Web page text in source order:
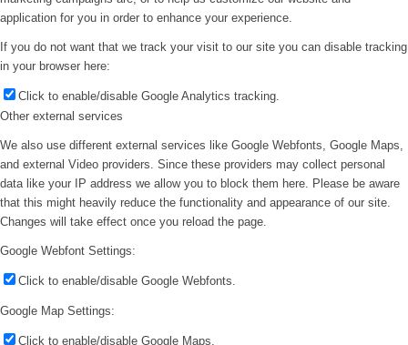
application for you in order to enhance your experience.
If you do not want that we track your visit to our site you can disable tracking
in your browser here:
Click to enable/disable Google Analytics tracking.
Other external services
We also use different external services like Google Webfonts, Google Maps,
and external Video providers. Since these providers may collect personal
data like your IP address we allow you to block them here. Please be aware
that this might heavily reduce the functionality and appearance of our site.
Changes will take effect once you reload the page.
Google Webfont Settings:
Click to enable/disable Google Webfonts.
Google Map Settings:
Click to enable/disable Google Maps.